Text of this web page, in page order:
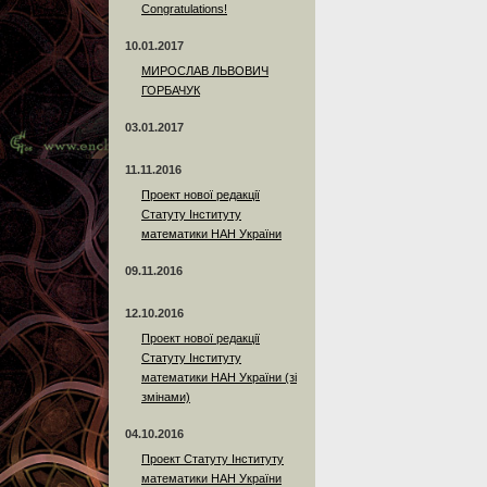
Сongratulations!
10.01.2017
МИРОСЛАВ ЛЬВОВИЧ
ГОРБАЧУК
03.01.2017
11.11.2016
Проект нової редакції
Статуту Інституту
математики НАН України
09.11.2016
12.10.2016
Проект нової редакції
Статуту Інституту
математики НАН України (зі
змінами)
04.10.2016
Проект Статуту Інституту
математики НАН України